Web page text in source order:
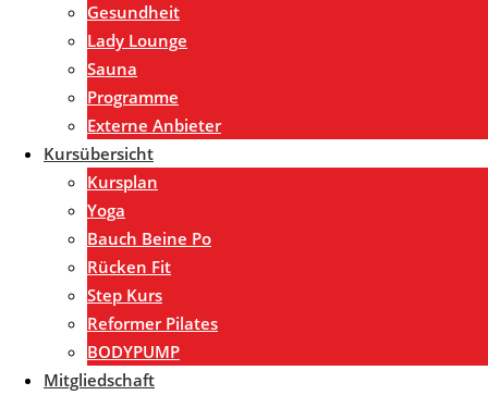
Gesundheit
Lady Lounge
Sauna
Programme
Externe Anbieter
Kursübersicht
Kursplan
Yoga
Bauch Beine Po
Rücken Fit
Step Kurs
Reformer Pilates
BODYPUMP
Mitgliedschaft